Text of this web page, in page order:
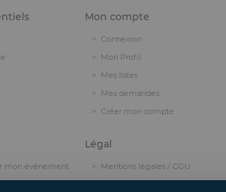
Mon compte
Connexion
Mon Profil
Mes listes
Mes demandes
Créer mon compte
mon événement
Légal
Mentions légales / CGU